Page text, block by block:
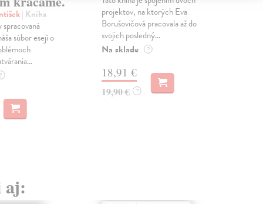
| Kniha
súbor esejí o
projektov, na ktorých Eva
Borušovičová pracovala až do
svojich posledný...
Na sklade ?
18,91 €
19,90 € ?
aj: